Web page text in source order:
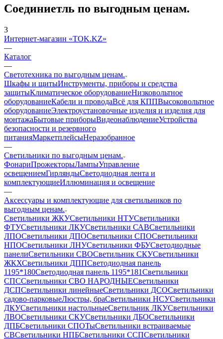
Соединиетль по выгодным ценам.
3
Интернет-магазин «TOK.KZ»
—
Каталог
—
Светотехника по выгодным ценам.
Шкафы и щитыИнструменты, приборы и средства
защитыКлиматическое оборудованиеНизковольтное
оборудованиеКабели и проводаВсё для КППВысоковольтное
оборудованиеЭлектроустановочные изделия и изделия для
монтажаБытовые приборыВидеонаблюдениеУстройства
безопасности и резервного
питанияМаркетплейсыНеразобранное
—
Светильники по выгодным ценам.
ФонариПрожекторыЛампыУправление
освещениемГирляндыСветодиодная лента и
комплектующиеИллюминация и освещение
—
Аксессуары и комплектующие для светильников по
выгодным ценам.
Светильники ЖКУСветильники НТУСветильники
ФТУСветильники ЛКУСветильники САВСветильники
ЛПОСветильники ДПОСветильники СПОСветильники
НПОСветильники ЛНУСветильники ФБУСветодиодные
панелиСветильники СВОСветильник СКУСветильники
ЖКХСветильники ДППСветодиодная панель
1195*180Светодиодная панель 1195*181Светильники
СПССветильники СВО НАРОДНЫЕСветильники
ДСПСветильники линейныеСветильники ДСОСветильники
садово-парковыеЛюстры, браСветильники НСУСветильники
ДКУСветильники настольныеСветильник ЛКУСветильники
ЛВОСветильники СКУСветильники ДБОСветильники
ДПБСветильники СПОТыСветильники встраиваемые
СВСветильники НПБСветильники ССПСветильники